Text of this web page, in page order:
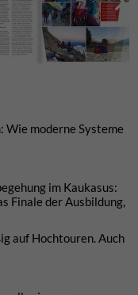
moderne Systeme
im Kaukasus:
Finale der Ausbildung,
auf Hochtouren. Auch